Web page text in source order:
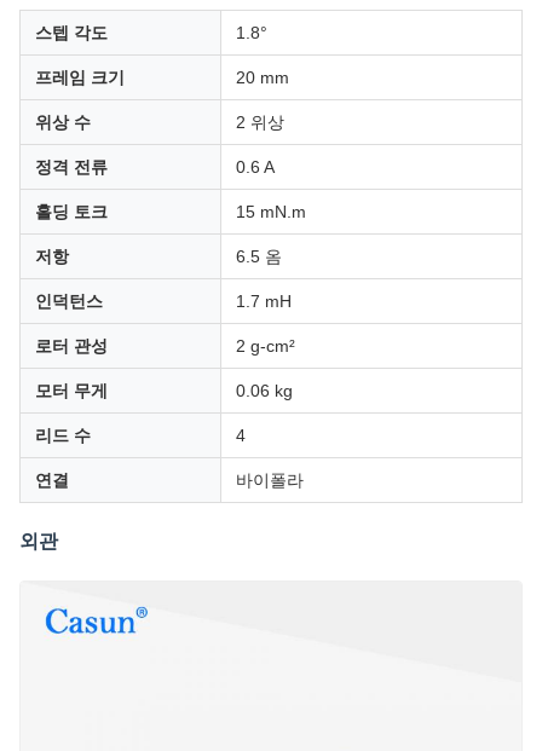
스텝 각도 1.8°
프레임 크기 20 mm
위상 수 2 위상
정격 전류 0.6 A
홀딩 토크 15 mN.m
저항 6.5 옴
인덕턴스 1.7 mH
로터 관성 2 g-cm²
모터 무게 0.06 kg
리드 수 4
연결 바이폴라
외관